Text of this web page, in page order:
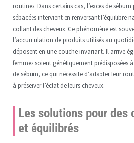
routines. Dans certains cas, l’excès de
sébacées intervient en renversant l’équilibre
collant des cheveux. Ce phénomène est
l’accumulation de produits utilisés au
déposent en une couche invariant. Il arrive
femmes soient génétiquement prédisposées
de sébum, ce qui nécessite d’adapter leur
à préserver l’éclat de leurs cheveux.
Les solutions pour des
et équilibrés